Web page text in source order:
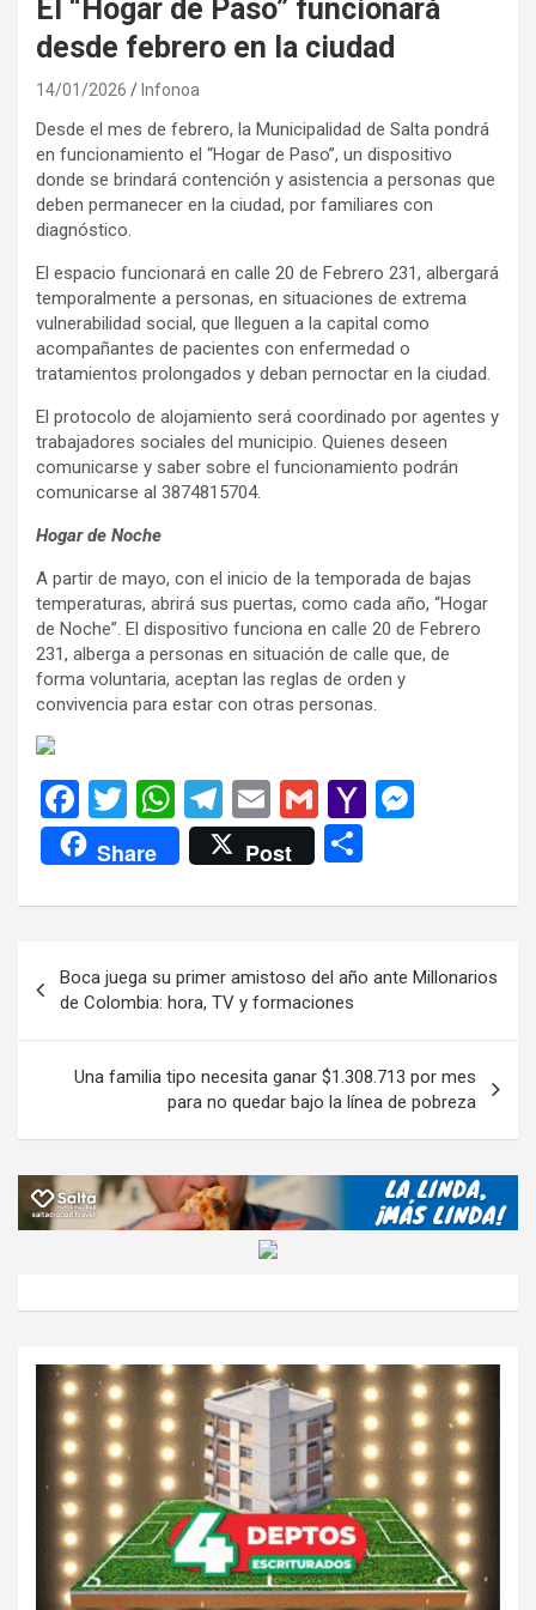
El “Hogar de Paso” funcionará
desde febrero en la ciudad
14/01/2026 Infonoa
Desde el mes de febrero, la Municipalidad de Salta pondrá
en funcionamiento el “Hogar de Paso”, un dispositivo
donde se brindará contención y asistencia a personas que
deben permanecer en la ciudad, por familiares con
diagnóstico.
El espacio funcionará en calle 20 de Febrero 231, albergará
temporalmente a personas, en situaciones de extrema
vulnerabilidad social, que lleguen a la capital como
acompañantes de pacientes con enfermedad o
tratamientos prolongados y deban pernoctar en la ciudad.
El protocolo de alojamiento será coordinado por agentes y
trabajadores sociales del municipio. Quienes deseen
comunicarse y saber sobre el funcionamiento podrán
comunicarse al 3874815704.
Hogar de Noche
A partir de mayo, con el inicio de la temporada de bajas
temperaturas, abrirá sus puertas, como cada año, “Hogar
de Noche”. El dispositivo funciona en calle 20 de Febrero
231, alberga a personas en situación de calle que, de
forma voluntaria, aceptan las reglas de orden y
convivencia para estar con otras personas.
F
a
ce
b
o
k
T
wi
tt
er
W
h
at
s
p
p
T
el
e
gr
m
E
m
ail
G
m
ail
Y
o
M
ail
n
er
Share Post
m
ar
tir
de
entradas
Boca juega su primer amistoso del año ante Millonarios
de Colombia: hora, TV y formaciones
Una familia tipo necesita ganar $1.308.713 por mes
para no quedar bajo la línea de pobreza